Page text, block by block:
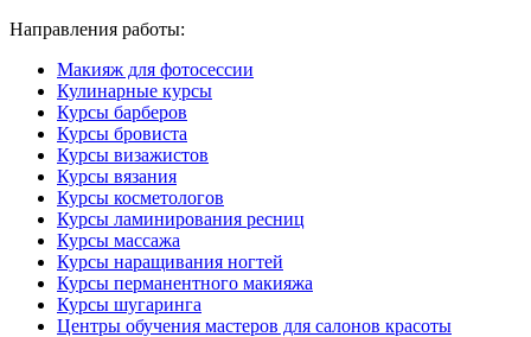
Направления работы:
Макияж для фотосессии
Кулинарные курсы
Курсы барберов
Курсы бровиста
Курсы визажистов
Курсы вязания
Курсы косметологов
Курсы ламинирования ресниц
Курсы массажа
Курсы наращивания ногтей
Курсы перманентного макияжа
Курсы шугаринга
Центры обучения мастеров для салонов красоты